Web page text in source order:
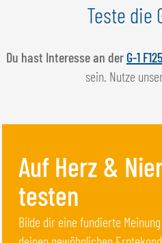
Teste die
Du hast Interesse an der G-1
sein. Nutze
Auf Herz &
testen
Bilde dir eine fundierte